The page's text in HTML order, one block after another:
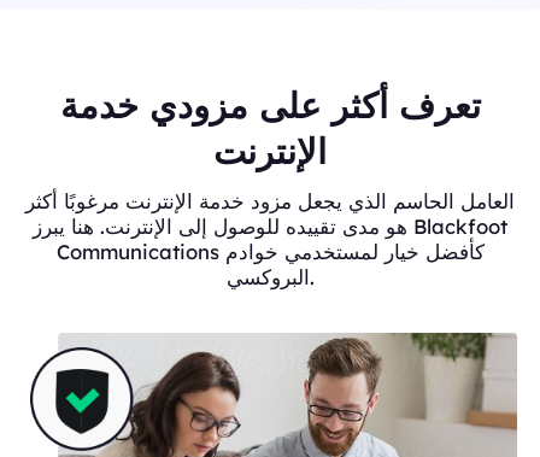
تعرف أكثر على مزودي خدمة
الإنترنت
العامل الحاسم الذي يجعل مزود خدمة الإنترنت مرغوبًا أكثر
هو مدى تقييده للوصول إلى الإنترنت. هنا يبرز Blackfoot
Communications كأفضل خيار لمستخدمي خوادم
البروكسي.